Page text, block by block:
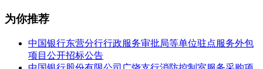
为你推荐
中国银行东营分行行政服务审批局等单位驻点服务外包
项目公开招标公告